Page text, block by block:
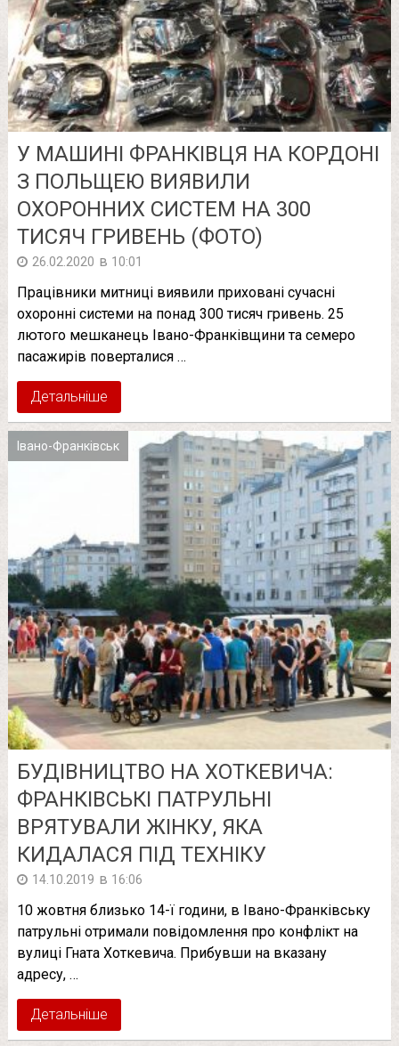
У МАШИНІ ФРАНКІВЦЯ НА КОРДОНІ
З ПОЛЬЩЕЮ ВИЯВИЛИ
ОХОРОННИХ СИСТЕМ НА 300
ТИСЯЧ ГРИВЕНЬ (ФОТО)
26.02.2020 в 10:01
Працівники митниці виявили приховані сучасні
охоронні системи на понад 300 тисяч гривень. 25
лютого мешканець Івано-Франківщини та семеро
пасажирів поверталися …
Детальніше
Івано-Франківськ
БУДІВНИЦТВО НА ХОТКЕВИЧА:
ФРАНКІВСЬКІ ПАТРУЛЬНІ
ВРЯТУВАЛИ ЖІНКУ, ЯКА
КИДАЛАСЯ ПІД ТЕХНІКУ
14.10.2019 в 16:06
10 жовтня близько 14-ї години, в Івано-Франківську
патрульні отримали повідомлення про конфлікт на
вулиці Гната Хоткевича. Прибувши на вказану
адресу, …
Детальніше